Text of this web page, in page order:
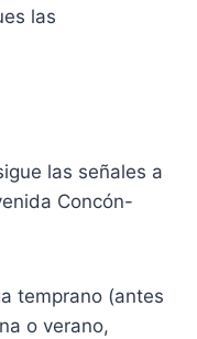
las
las señales a
Concón-
temprano (antes
o verano,